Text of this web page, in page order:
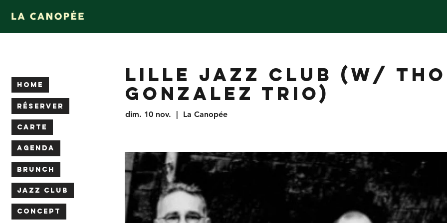
LILLE JAZZ CLUB (w/
GONZALEZ TRIO)
dim. 10 nov.
  |
La Canopée
HOME
RÉSERVER
CARTE
AGENDA
BRUNCH
JAZZ CLUB
CONCEPT